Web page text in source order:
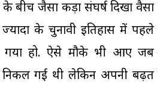
बीच जैसा कड़ा संघर्ष दिखा वैसा
के चुनावी इतिहास में पहले
गया हो. ऐसे मौके भी आए जब
निकल गई थी लेकिन अपनी बढ़त